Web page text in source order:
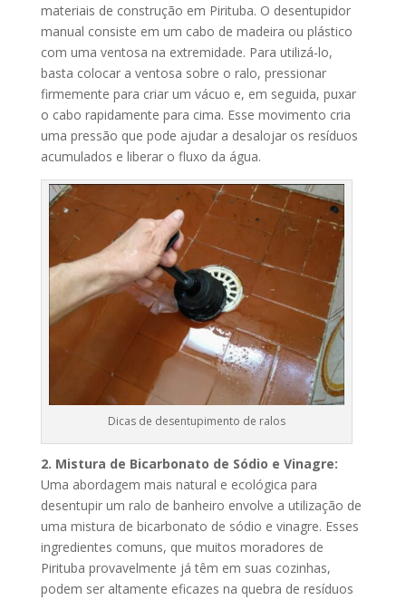
materiais de construção em Pirituba. O desentupidor
manual consiste em um cabo de madeira ou plástico
com uma ventosa na extremidade. Para utilizá-lo,
basta colocar a ventosa sobre o ralo, pressionar
firmemente para criar um vácuo e, em seguida, puxar
o cabo rapidamente para cima. Esse movimento cria
uma pressão que pode ajudar a desalojar os resíduos
acumulados e liberar o fluxo da água.
Dicas de desentupimento de ralos
2. Mistura de Bicarbonato de Sódio e Vinagre:
Uma abordagem mais natural e ecológica para
desentupir um ralo de banheiro envolve a utilização de
uma mistura de bicarbonato de sódio e vinagre. Esses
ingredientes comuns, que muitos moradores de
Pirituba provavelmente já têm em suas cozinhas,
podem ser altamente eficazes na quebra de resíduos